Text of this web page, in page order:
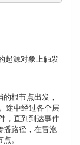
起源对象上触发
根节点出发，
途中经过各个层
，直到到达事件
播路径，在冒泡
。